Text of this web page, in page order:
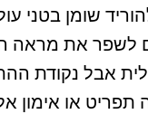
שומן בטני
לשפר את מראה
אבל נקודת
תפריט או אימון